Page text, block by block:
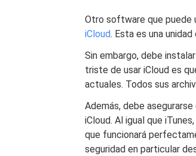
Otro software que puede
iCloud. Esta es una
Sin embargo, debe
triste de usar iCloud es
actuales. Todos sus
Además, debe
iCloud. Al igual que
que funcionará
seguridad en particular